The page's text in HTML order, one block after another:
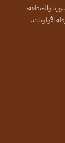
والمنطقة،
الأولويات.